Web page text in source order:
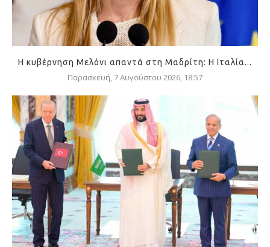
Η κυβέρνηση Μελόνι απαντά στη Μαδρίτη: Η Ιταλία...
Παρασκευή, 7 Αυγούστου 2026, 18:57